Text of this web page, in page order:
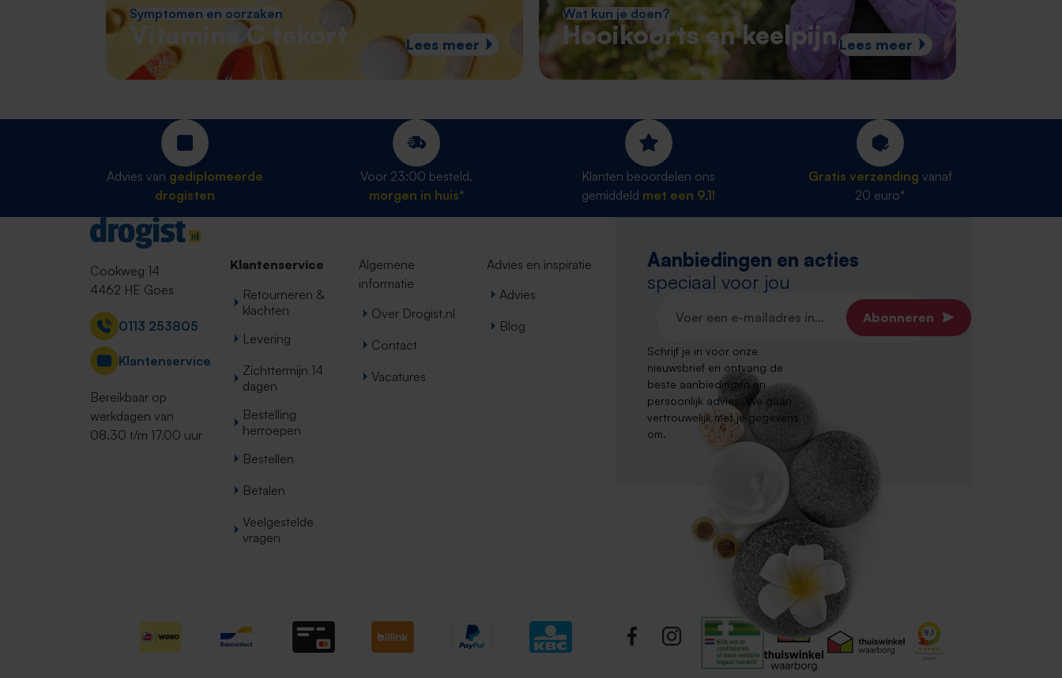
Symptomen en oorzaken
Vitamine C tekort Lees meer
Wat kun je doen?
Hooikoorts en keelpijnLees meer
Advies van gediplomeerde
drogisten
Voor 23:00 besteld,
morgen in huis*
Klanten beoordelen ons
gemiddeld met een 9,1!
Gratis verzending vanaf
20 euro*
Contact
Cookweg 14
4462 HE Goes
0113 253805
Klantenservice
Bereikbaar op
werkdagen van
08.30 t/m 17.00 uur
Klantenservice
Retourneren &
klachten
Levering
Zichttermijn 14
dagen
Bestelling
herroepen
Bestellen
Betalen
Veelgestelde
vragen
Algemene
informatie
Over Drogist.nl
Contact
Vacatures
Advies en inspiratie
Advies
Blog
Aanbiedingen en acties
speciaal voor jou
Abonneren
Schrijf je in voor onze
nieuwsbrief en ontvang de
beste aanbiedingen en
persoonlijk advies. We gaan
vertrouwelijk met je gegevens
om.